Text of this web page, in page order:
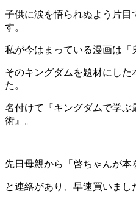
子供に涙を悟られぬよう片
す。
私が今はまっている漫画は「
そのキングダムを題材にし
た。
名付けて『キングダムで学ぶ
術』。
先日母親から「啓ちゃんが本
と連絡があり、早速買いまし